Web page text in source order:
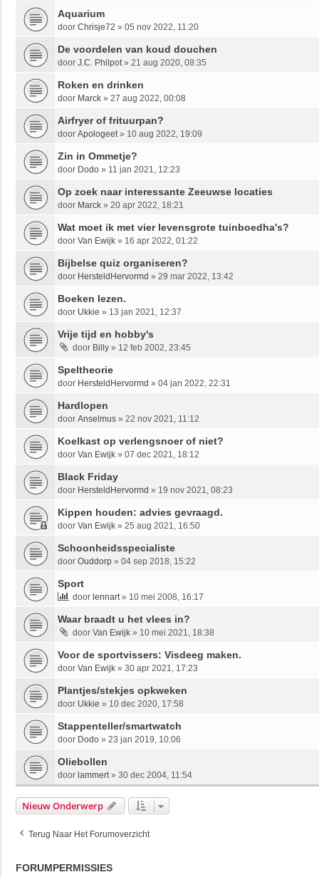
Aquarium
door Chrisje72 » 05 nov 2022, 11:20
De voordelen van koud douchen
door J.C. Philpot» 21 aug 2020, 08:35
Roken en drinken
door Marck » 27 aug 2022, 00:08
Airfryer of frituurpan?
door Apologeet» 10 aug 2022, 19:09
Zin in Ommetje?
door Dodo » 11 jan 2021, 12:23
Op zoek naar interessante Zeeuwse locaties
door Marck » 20 apr 2022, 18:21
Wat moet ik met vier levensgrote tuinboedha's?
door Van Ewijk » 16 apr 2022, 01:22
Bijbelse quiz organiseren?
door HersteldHervormd » 29 mar 2022, 13:42
Boeken lezen.
door Ukkie » 13 jan 2021, 12:37
Vrije tijd en hobby's
door Billy » 12 feb 2002, 23:45
Speltheorie
door HersteldHervormd » 04 jan 2022, 22:31
Hardlopen
door Anselmus » 22 nov 2021, 11:12
Koelkast op verlengsnoer of niet?
door Van Ewijk » 07 dec 2021, 18:12
Black Friday
door HersteldHervormd » 19 nov 2021, 08:23
Kippen houden: advies gevraagd.
door Van Ewijk » 25 aug 2021, 16:50
Schoonheidsspecialiste
door Ouddorp » 04 sep 2018, 15:22
Sport
door lennart» 10 mei 2008, 16:17
Waar braadt u het vlees in?
door Van Ewijk » 10 mei 2021, 18:38
Voor de sportvissers: Visdeeg maken.
door Van Ewijk » 30 apr 2021, 17:23
Plantjes/stekjes opkweken
door Ukkie » 10 dec 2020, 17:58
Stappenteller/smartwatch
door Dodo » 23 jan 2019, 10:06
Oliebollen
door lammert» 30 dec 2004, 11:54
Nieuw Onderwerp
Terug Naar Het Forumoverzicht
FORUMPERMISSIES